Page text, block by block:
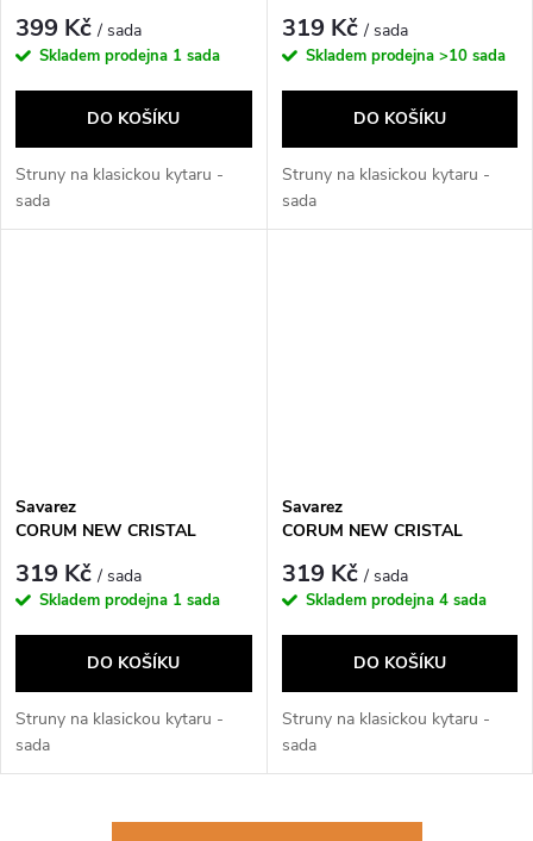
399 Kč/ sada
Skladem prodejna 1 sada
DO KOŠÍKU
Struny na klasickou kytaru -
sada
319 Kč/ sada
Skladem prodejna >10 sada
DO KOŠÍKU
Struny na klasickou kytaru -
sada
Savarez
CORUM NEW CRISTAL
319 Kč/ sada
Skladem prodejna 1 sada
DO KOŠÍKU
Struny na klasickou kytaru -
sada
Savarez
CORUM NEW CRISTAL
319 Kč/ sada
Skladem prodejna 4 sada
DO KOŠÍKU
Struny na klasickou kytaru -
sada